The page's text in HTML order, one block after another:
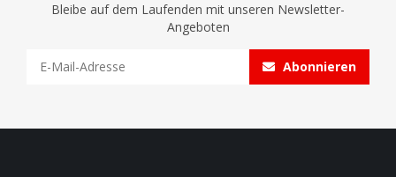
Bleibe auf dem Laufenden mit unseren Newsletter-
Angeboten
Abonnieren